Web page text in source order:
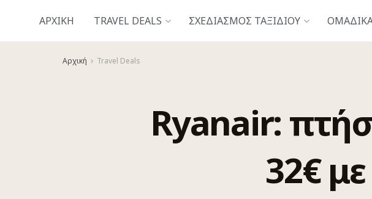
ΑΡΧΙΚΗ TRAVEL DEALS ΣΧΕΔΙΑΣΜΌΣ ΤΑΞΙΔΙΟΎ
Αρχική Travel Deals
Ryanair:
32€